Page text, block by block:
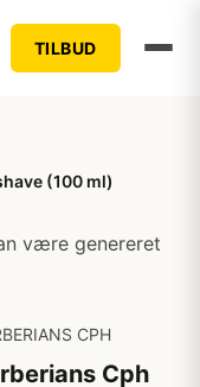
TILBUD
(100 ml)
være genereret
CPH
Cph